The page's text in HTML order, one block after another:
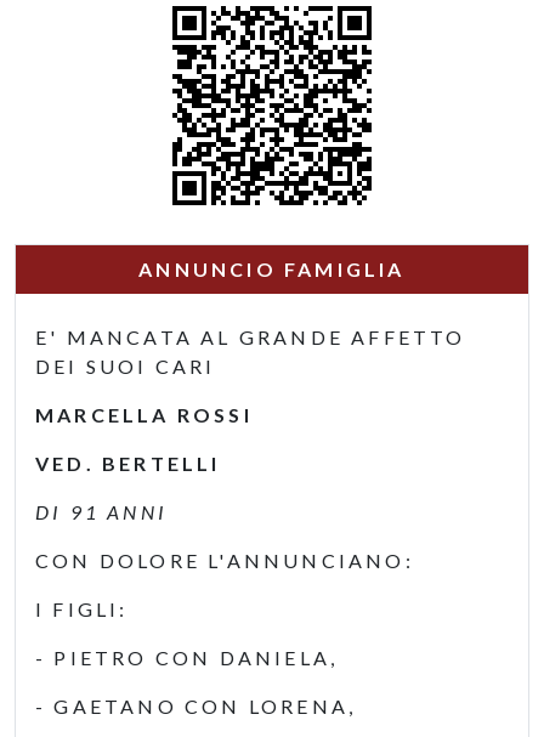
ANNUNCIO FAMIGLIA
E' MANCATA AL GRANDE AFFETTO
DEI SUOI CARI
MARCELLA ROSSI
VED. BERTELLI
DI 91 ANNI
CON DOLORE L'ANNUNCIANO:
I FIGLI:
- PIETRO CON DANIELA,
- GAETANO CON LORENA,